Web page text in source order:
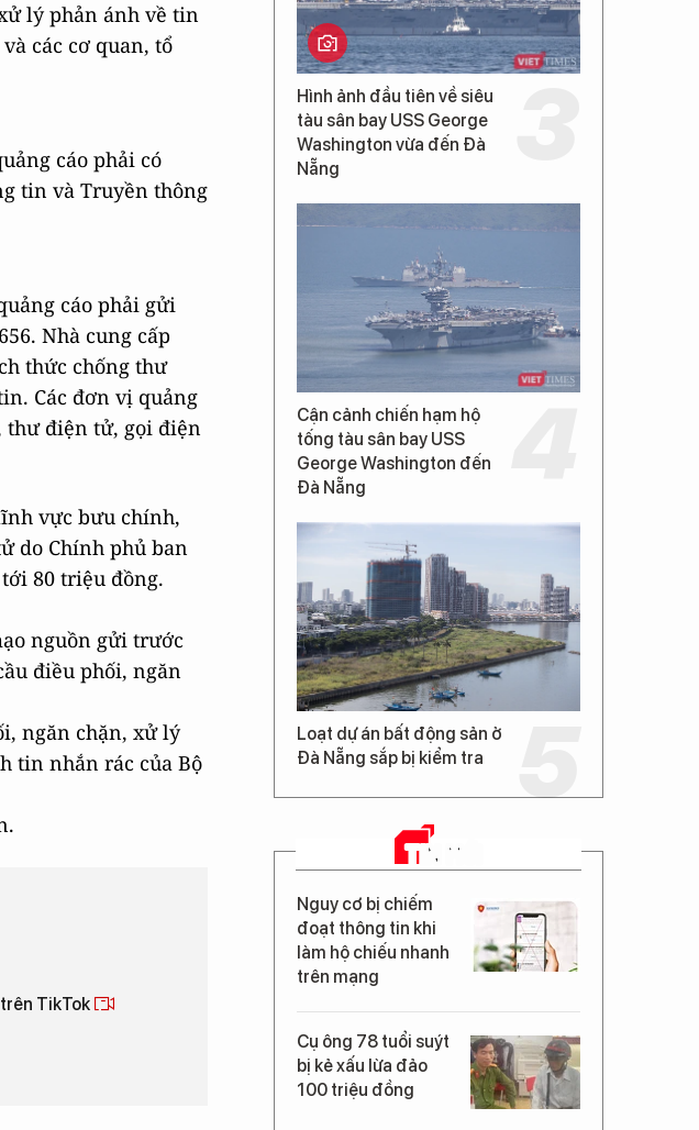
lý phản ánh về tin
các cơ quan, tổ
cáo phải có
tin và Truyền thông
cáo phải gửi
Nhà cung cấp
thức chống thư
Các đơn vị quảng
thư điện tử, gọi điện
vực bưu chính,
do Chính phủ ban
80 triệu đồng.
nguồn gửi trước
điều phối, ngăn
ngăn chặn, xử lý
tin nhắn rác của Bộ
TikTok
Hình ảnh đầu tiên về siêu
tàu sân bay USS George
Washington vừa đến Đà
Nẵng
Cận cảnh chiến hạm hộ
tống tàu sân bay USS
George Washington đến
Đà Nẵng
Loạt dự án bất động sản ở
Đà Nẵng sắp bị kiểm tra
TIN MỚI
Nguy cơ bị chiếm
đoạt thông tin khi
làm hộ chiếu nhanh
trên mạng
Cụ ông 78 tuổi suýt
bị kẻ xấu lừa đảo
100 triệu đồng